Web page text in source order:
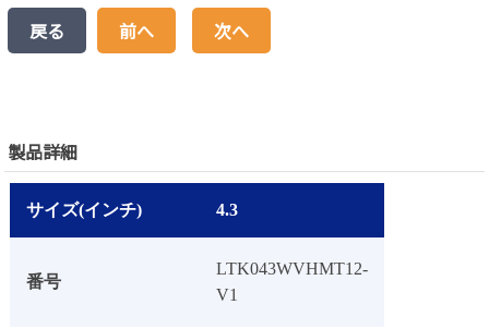
戻る 前へ 次へ
製品詳細
サイズ(インチ) 4.3
番号
LTK043WVHMT12-
V1